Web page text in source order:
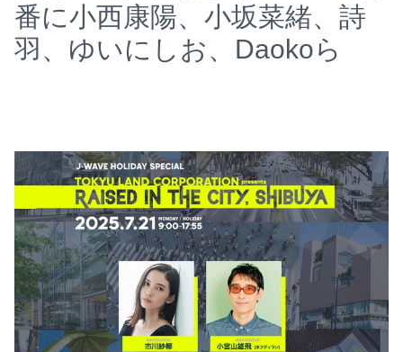
番に小西康陽、小坂菜緒、詩
羽、ゆいにしお、Daokoら